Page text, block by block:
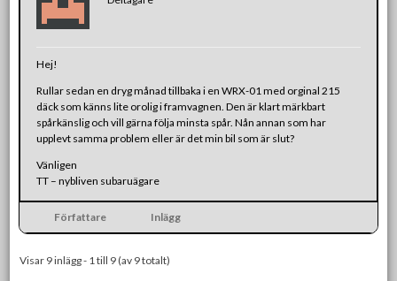
Hej!
Rullar sedan en dryg månad tillbaka i en WRX-01 med orginal 215
däck som känns lite orolig i framvagnen. Den är klart märkbart
spårkänslig och vill gärna följa minsta spår. Nån annan som har
upplevt samma problem eller är det min bil som är slut?
Vänligen
TT – nybliven subaruägare
Författare Inlägg
Visar 9 inlägg - 1 till 9 (av 9 totalt)